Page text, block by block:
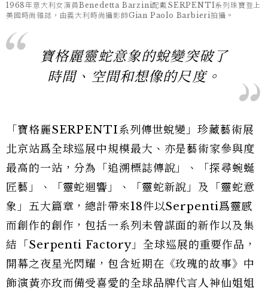
1968年意大利女演員Benedetta Barzini配戴SERPENTI系列珠寶登上
美國時尚雜誌，由義大利時尚攝影師Gian Paolo Barbieri拍攝。
寶格麗靈蛇意象的蛻變突破了
時間、空間和想像的尺度。
「寶格麗SERPENTI系列傳世蛻變」珍藏藝術展
北京站爲全球巡展中規模最大、亦是藝術家參與度
最高的一站，分為「追溯標誌傳說」、「探尋蜿蜒
匠藝」、「靈蛇迴響」、「靈蛇新說」及「靈蛇意
象」五大篇章，總計帶來18件以Serpenti爲靈感
而創作的創作，包括一系列未曾謀面的新作以及集
結「Serpenti Factory」全球巡展的重要作品，
開幕之夜星光閃耀，包含近期在《玫瑰的故事》中
飾演黃亦玫而備受喜愛的全球品牌代言人神仙姐姐